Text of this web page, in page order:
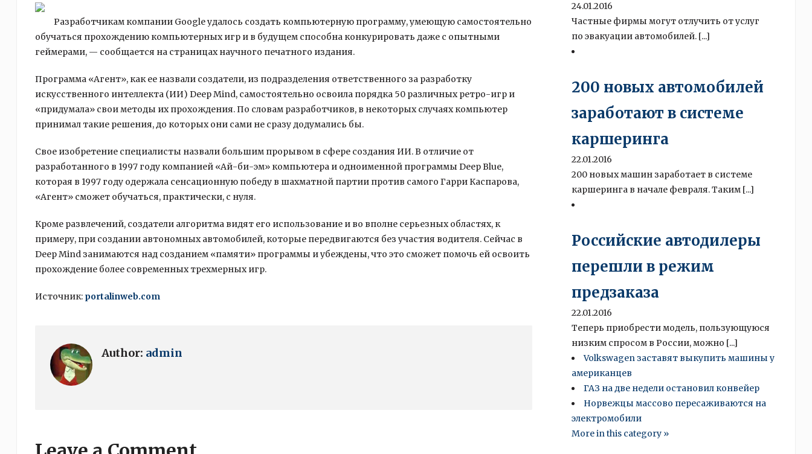
Разработчикам компании Google удалось создать компьютерную программу, умеющую самостоятельно
обучаться прохождению компьютерных игр и в будущем способна конкурировать даже с опытными
геймерами, — сообщается на страницах научного печатного издания.
Программа «Агент», какее назвали создатели, из подразделения ответственного за разработку
искусственного интеллекта (ИИ) Deep Mind, самостоятельно освоила порядка 50 различных ретро-игр и
«придумала» свои методы их прохождения. По словам разработчиков, в некоторых случаях компьютер
принимал такие решения, до которых они сами не сразу додумались бы.
Свое изобретение специалисты назвали большим прорывом в сфере создания ИИ. В отличие от
разработанного в 1997 году компанией «Ай-би-эм» компьютера и одноименной программы Deep Blue,
которая в 1997 году одержала сенсационную победу в шахматной партии против самого Гарри Каспарова,
«Агент» сможет обучаться, практически, с нуля.
Кроме развлечений, создатели алгоритма видят его использование и во вполне серьезных областях, к
примеру, при создании автономных автомобилей, которые передвигаются без участия водителя. Сейчас в
Deep Mind занимаются над созданием «памяти» программы и убеждены, что это сможет помочь ей освоить
прохождение более современных трехмерных игр.
Источник: portalinweb.com
Author: admin
24.01.2016
Частные фирмы могут отлучить от услуг
по эвакуации автомобилей. [...]
200 новых автомобилей
заработают в системе
каршеринга
22.01.2016
200 новых машин заработает в системе
каршеринга в начале февраля. Таким [...]
Российские автодилеры
перешли в режим
предзаказа
22.01.2016
Теперь приобрести модель, пользующуюся
низким спросом в России, можно [...]
Volkswagen заставят выкупить машины у
американцев
ГАЗ на две недели остановил конвейер
Норвежцы массово пересаживаются на
электромобили
More in this category »